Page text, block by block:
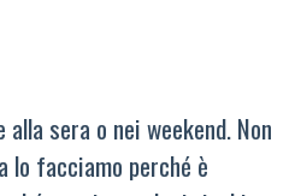
sera o nei weekend. Non
lo facciamo perché è